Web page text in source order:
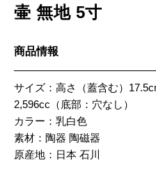
壷 無地 5寸
商品情報
サイズ：高さ（蓋含む）
2,596cc（底部：穴なし）
カラー：乳白色
素材：陶器 陶磁器
原産地：日本 石川